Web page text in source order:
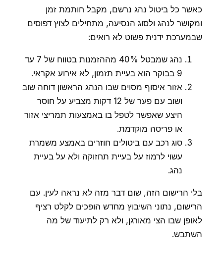
כאשר כל ביטול נהג נרשם, מקבל חותמת זמן
ומקושר לנהג ולסוג הנסיעה, מתחילים לצוץ דפוסים
שבמערכת ידנית פשוט לא רואים:
נהג שמבטל 40% מההזמנות בטווח של 7 עד
9 בבוקר הוא בעיית תזמון, לא אירוע אקראי.
אזור איסוף מסוים שבו הנהג הראשון דוחה שוב
ושוב עם פער של 12 דקות מצביע על חוסר
היצע שאפשר לטפל בו באמצעות תמריצי אזור
או פריסה מוקדמת.
סוג רכב עם ביטולים חוזרים באמצע משמרת
עשוי לרמוז על בעיית תחזוקה ולא על בעיית
נהג.
בלי הרישום הזה, שום דבר מזה לא נראה לעין. עם
הרישום, נתוני השיבוץ מחדש הופכים לקלט רציף
לאופן שבו הצי מאורגן, ולא רק לתיעוד של מה
השתבש.